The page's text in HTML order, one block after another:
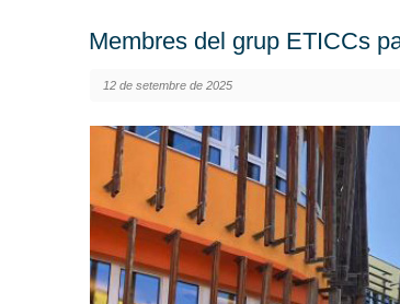
Membres del grup ETICCs
12 de setembre de 2025